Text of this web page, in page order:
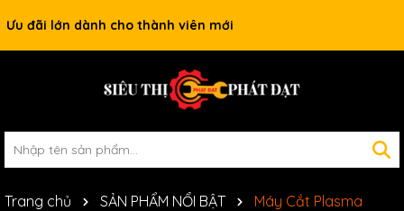
Ưu đãi lớn dành cho thành viên mới
Trang chủ SẢN PHẨM NỔI BẬT
Máy Cắt Plasma